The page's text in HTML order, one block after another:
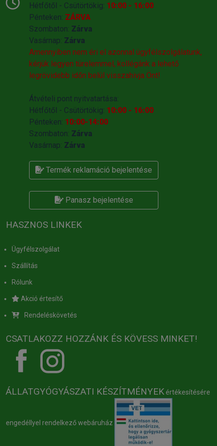
Hétfőtől - Csütörtökig: 10:00 - 16:00
Pénteken: ZÁRVA
Szombaton: Zárva
Vasárnap: Zárva
Amennyiben nem éri el azonnal ügyfélszolgálatunk,
kérjük legyen türelemmel, kollégánk a lehető
legrövidebb időn belül visszahivja Önt!
Átvételi pont nyitvatartása:
Hétfőtől - Csütörtökig: 10:00 - 16:00
Pénteken: 10:00-14:00
Szombaton: Zárva
Vasárnap: Zárva
Termék reklamáció bejelentése
Panasz bejelentése
HASZNOS LINKEK
Ügyfélszolgálat
Szállítás
Rólunk
Akció értesítő
Rendeléskövetés
CSATLAKOZZ HOZZÁNK ÉS KÖVESS MINKET!
ÁLLATGYÓGYÁSZATI KÉSZÍTMÉNYEK értékesítésére
engedéllyel rendelkező webáruház